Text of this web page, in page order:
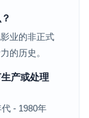
业的非正式
的历史。
产或处理
- 1980年